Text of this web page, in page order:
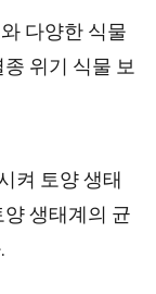
다양한 식물
위기 식물 보
켜 토양 생태
생태계의 균